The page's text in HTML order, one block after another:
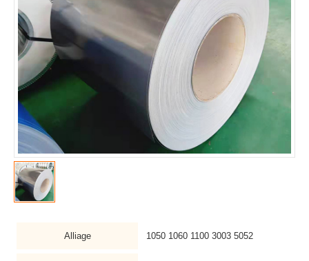
Alliage 1050 1060 1100 3003 5052